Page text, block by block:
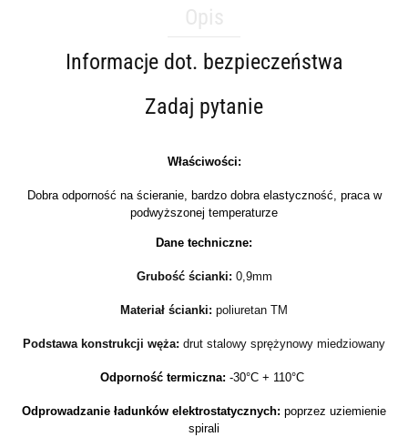
Informacje dot. bezpieczeństwa
Zadaj pytanie
Właściwości:
Dobra odporność na ścieranie, bardzo dobra elastyczność, praca w
podwyższonej temperaturze
Dane techniczne:
Grubość ścianki: 0,9mm
Materiał ścianki: poliuretan TM
Podstawa konstrukcji węża: drut stalowy sprężynowy miedziowany
Odporność termiczna: -30°C + 110°C
Odprowadzanie ładunków elektrostatycznych: poprzez uziemienie
spirali